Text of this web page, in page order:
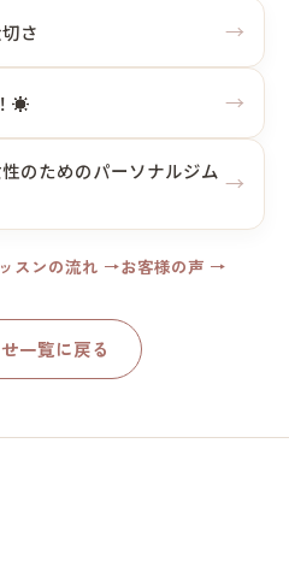
さ →
☀️ →
のためのパーソナルジム →
スンの流れ →お客様の声 →
一覧に戻る